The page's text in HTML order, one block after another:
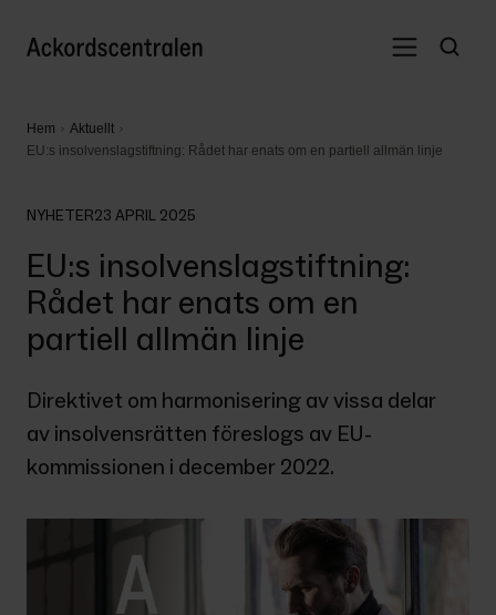
Hem
Aktuellt
EU:s insolvenslagstiftning: Rådet har enats om en partiell allmän linje
NYHETER23 APRIL 2025
EU:s insolvenslagstiftning:
Rådet har enats om en
partiell allmän linje
Direktivet om harmonisering av vissa delar
av insolvensrätten föreslogs av EU-
kommissionen i december 2022.